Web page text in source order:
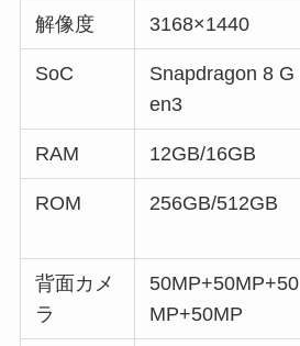
解像度 3168×1440
SoC
Snapdragon 8 G
en3
RAM 12GB/16GB
ROM 256GB/512GB
背面カメ
ラ
50MP+50MP+50
MP+50MP